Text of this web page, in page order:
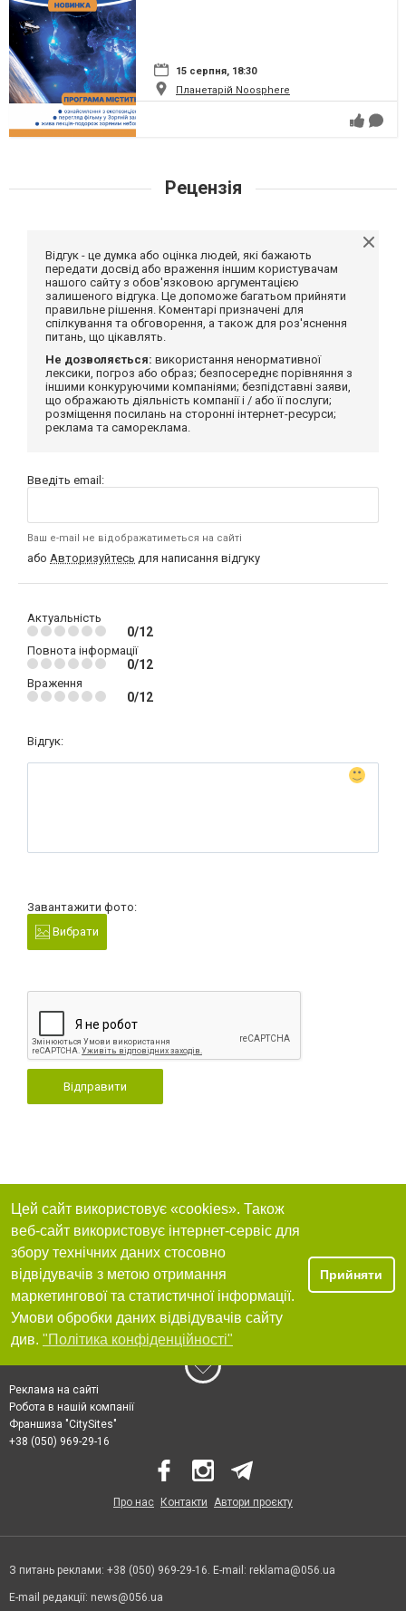
15 серпня, 18:30
Планетарій Noosphere
Рецензія
Відгук - це думка або оцінка людей, які бажають
передати досвід або враження іншим користувачам
нашого сайту з обов'язковою аргументацією
залишеного відгука. Це допоможе багатьом прийняти
правильне рішення. Коментарі призначені для
спілкування та обговорення, а також для роз'яснення
питань, що цікавлять.
Не дозволяється: використання ненормативної
лексики, погроз або образ; безпосереднє порівняння з
іншими конкуруючими компаніями; безпідставні заяви,
що ображають діяльність компанії і / або її послуги;
розміщення посилань на сторонні інтернет-ресурси;
реклама та самореклама.
Введіть email:
Ваш e-mail не відображатиметься на сайті
або Авторизуйтесь для написання відгуку
Актуальність
0/12
Повнота інформації
0/12
Враження
0/12
Відгук:
Завантажити фото:
Вибрати
Відправити
Цей сайт використовує «cookies». Також
веб-сайт використовує інтернет-сервіс для
збору технічних даних стосовно
відвідувачів з метою отримання
маркетингової та статистичної інформації.
Умови обробки даних відвідувачів сайту
див. "Політика конфіденційності"
Прийняти
Реклама на сайті
Робота в нашій компанії
Франшиза "CitySites"
+38 (050) 969-29-16
Про нас Контакти Автори проєкту
З питань реклами: +38 (050) 969-29-16. E-mail: reklama@056.ua
E-mail редакції: news@056.ua